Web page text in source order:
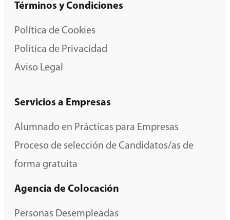
Términos y Condiciones
Política de Cookies
Política de Privacidad
Aviso Legal
Servicios a Empresas
Alumnado en Prácticas para Empresas
Proceso de selección de Candidatos/as de
forma gratuita
Agencia de Colocación
Personas Desempleadas